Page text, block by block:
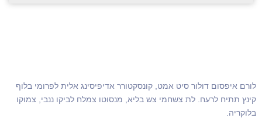
לורם איפסום דולור סיט אמט, קונסקטורר אדיפיסינג אלית לפרומי בלוף
קינץ תתיח לרעח. לת צשחמי צש בליא, מנסוטו צמלח לביקו ננבי, צמוקו
בלוקריה.